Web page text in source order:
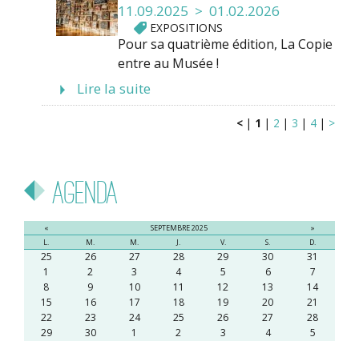
11.09.2025 > 01.02.2026
EXPOSITIONS
Pour sa quatrième édition, La Copie
entre au Musée !
Lire la suite
< | 1 | 2 | 3 | 4 | >
Agenda
« SEPTEMBRE 2025
»
L.
M. M. J. V. S. D.
25 26 27 28 29 30
31
1
2 3 4 5 6
7
8
9 10 11 12 13
14
15
16 17 18 19 20
21
22
23 24 25 26 27
28
29
30 1 2 3 4 5